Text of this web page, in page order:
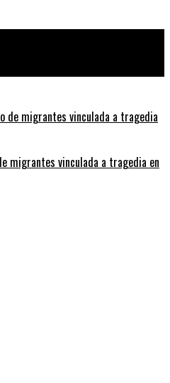
migrantes vinculada a tragedia en